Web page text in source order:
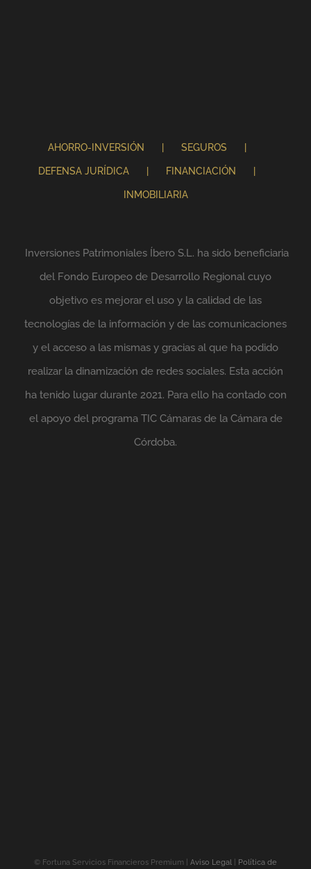
AHORRO-INVERSIÓN SEGUROS
DEFENSA JURÍDICA FINANCIACIÓN
INMOBILIARIA
Inversiones Patrimoniales Íbero S.L. ha sido beneficiaria
del Fondo Europeo de Desarrollo Regional cuyo
objetivo es mejorar el uso y la calidad de las
tecnologías de la información y de las comunicaciones
y el acceso a las mismas y gracias al que ha podido
realizar la dinamización de redes sociales. Esta acción
ha tenido lugar durante 2021. Para ello ha contado con
el apoyo del programa TIC Cámaras de la Cámara de
Córdoba.
© Fortuna Servicios Financieros Premium | Aviso Legal Política de